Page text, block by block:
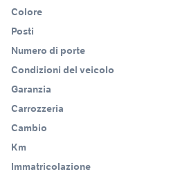
Colore
Posti
Numero di porte
Condizioni del veicolo
Garanzia
Carrozzeria
Cambio
Km
Immatricolazione